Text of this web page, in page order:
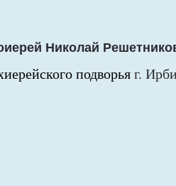
Николай
подворья г.